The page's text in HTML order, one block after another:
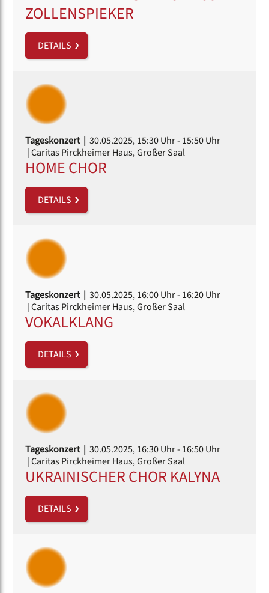
ZOLLENSPIEKER
DETAILS
Tageskonzert | 30.05.2025, 15:30 Uhr- 15:50 Uhr
| Caritas Pirckheimer Haus, Großer Saal
HOME CHOR
DETAILS
Tageskonzert | 30.05.2025, 16:00 Uhr- 16:20 Uhr
| Caritas Pirckheimer Haus, Großer Saal
VOKALKLANG
DETAILS
Tageskonzert | 30.05.2025, 16:30 Uhr- 16:50 Uhr
| Caritas Pirckheimer Haus, Großer Saal
UKRAINISCHER CHOR KALYNA
DETAILS